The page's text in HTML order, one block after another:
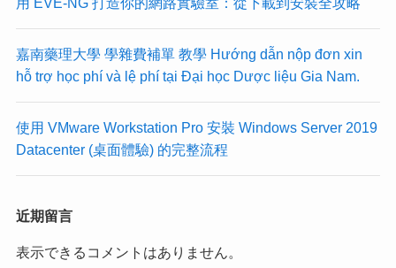
嘉南藥理大學 學雜費補單 教學 Hướng dẫn nộp đơn xin
hỗ trợ học phí và lệ phí tại Đại học Dược liệu Gia Nam.
使用 VMware Workstation Pro 安裝 Windows Server 2019
Datacenter (桌面體驗) 的完整流程
近期留言
表示できるコメントはありません。